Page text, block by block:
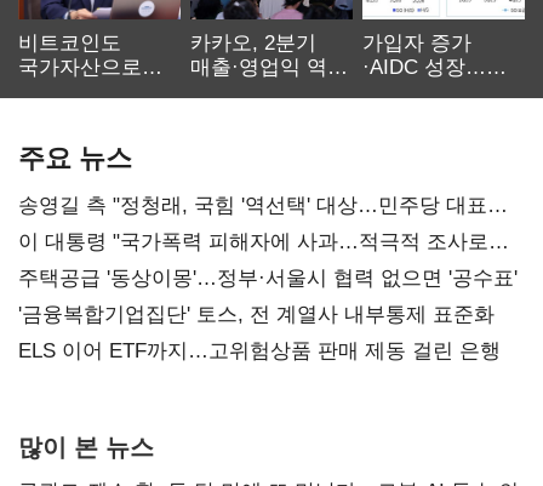
비트코인도
국가자산으로…'
카카오, 2분기
매출·영업익 역대
가입자 증가
·AIDC 성장…
주요 뉴스
송영길 측 "정청래, 국힘 '역선택' 대상…민주당 대표로
총선 지휘 못해"
이 대통령 "국가폭력 피해자에 사과…적극적 조사로
진실 밝혀야"
주택공급 '동상이몽'…정부·서울시 협력 없으면 '공수표'
'금융복합기업집단' 토스, 전 계열사 내부통제 표준화
ELS 이어 ETF까지…고위험상품 판매 제동 걸린 은행
많이 본 뉴스